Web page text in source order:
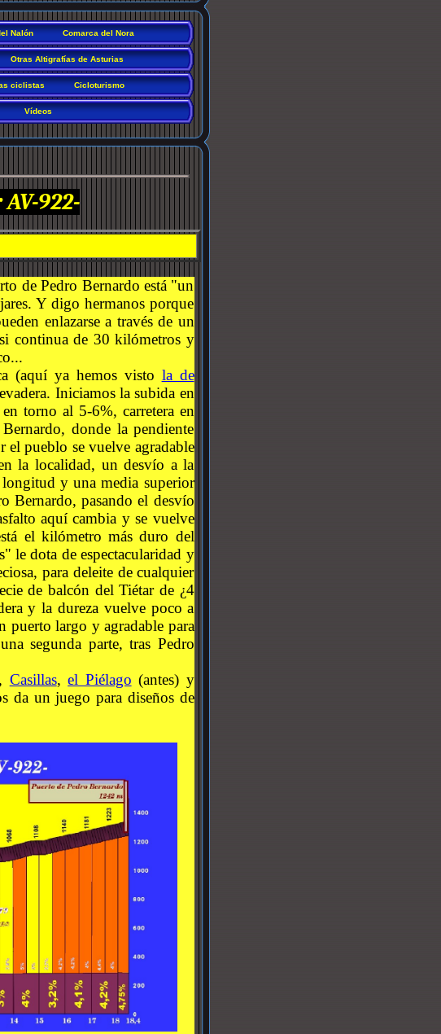
Nalón Comarca del Nora
Otras Altigrafías de Asturias
ciclistas Cicloturismo
Vídeos
922-
de Pedro Bernardo está "un
Y digo hermanos porque
enlazarse a través de un
continua de 30 kilómetros y
(aquí ya hemos visto la de
Iniciamos la subida en
torno al 5-6%, carretera en
donde la pendiente
el pueblo se vuelve agradable
la localidad, un desvío a la
y una media superior
Bernardo, pasando el desvío
aquí cambia y se vuelve
el kilómetro más duro del
le dota de espectacularidad y
para deleite de cualquier
de balcón del Tiétar de ¿4
y la dureza vuelve poco a
puerto largo y agradable para
segunda parte, tras Pedro
, Casillas,el Piélago (antes) y
da un juego para diseños de